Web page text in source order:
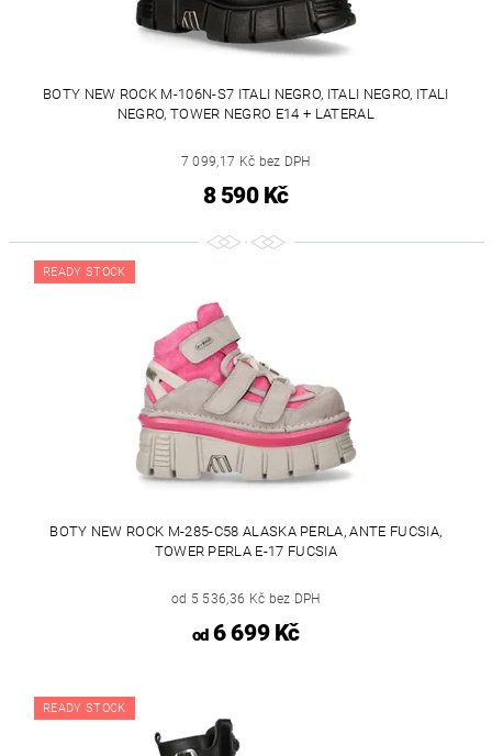
BOTY NEW ROCK M-106N-S7 ITALI NEGRO, ITALI NEGRO, ITALI
NEGRO, TOWER NEGRO E14 + LATERAL
7 099,17 Kč bez DPH
8 590 Kč
READY STOCK
BOTY NEW ROCK M-285-C58 ALASKA PERLA, ANTE FUCSIA,
TOWER PERLA E-17 FUCSIA
od 5 536,36 Kč bez DPH
od6 699 Kč
READY STOCK